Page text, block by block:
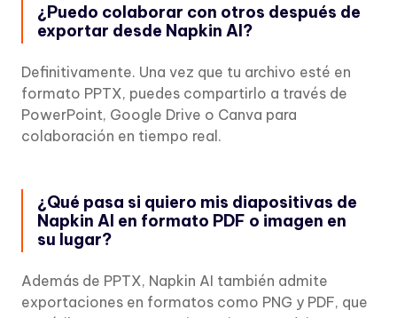
¿Puedo colaborar con otros después de
exportar desde Napkin AI?
Definitivamente. Una vez que tu archivo esté en
formato PPTX, puedes compartirlo a través de
PowerPoint, Google Drive o Canva para
colaboración en tiempo real.
¿Qué pasa si quiero mis diapositivas de
Napkin AI en formato PDF o imagen en
su lugar?
Además de PPTX, Napkin AI también admite
exportaciones en formatos como PNG y PDF, que